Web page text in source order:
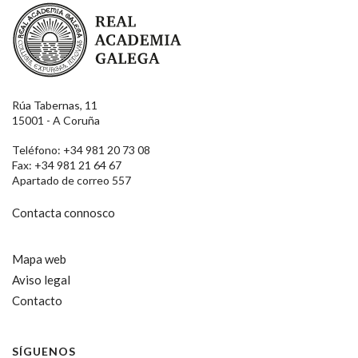
Real Academia Galega
Rúa Tabernas, 11
15001 - A Coruña
Teléfono: +34 981 20 73 08
Fax: +34 981 21 64 67
Apartado de correo 557
Contacta connosco
Mapa web
Aviso legal
Contacto
SÍGUENOS